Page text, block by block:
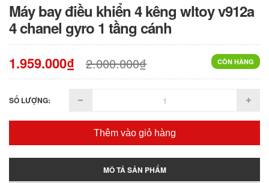
Máy bay điều khiển 4 kêng wltoy v912a
4 chanel gyro 1 tầng cánh
CÒN HÀNG
1.959.000₫ 2.000.000₫
SỐ LƯỢNG:
Thêm vào giỏ hàng
MÔ TẢ SẢN PHẨM